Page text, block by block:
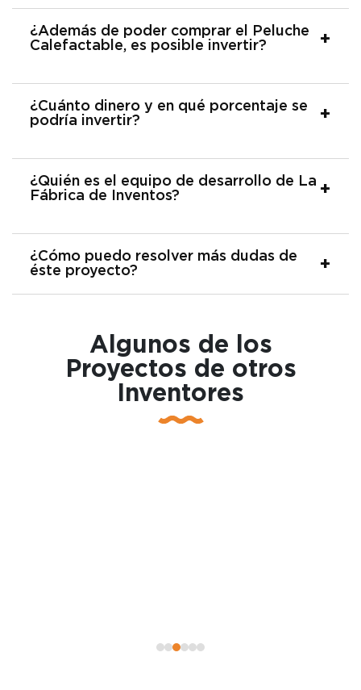
¿Además de poder comprar el Peluche
Calefactable, es posible invertir?
¿Cuánto dinero y en qué porcentaje se
podría invertir?
¿Quién es el equipo de desarrollo de La
Fábrica de Inventos?
¿Cómo puedo resolver más dudas de
éste proyecto?
Algunos de los
Proyectos de otros
Inventores